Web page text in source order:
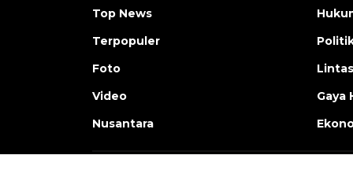
Top News
Terpopuler
Foto
Video
Nusantara
Gaya